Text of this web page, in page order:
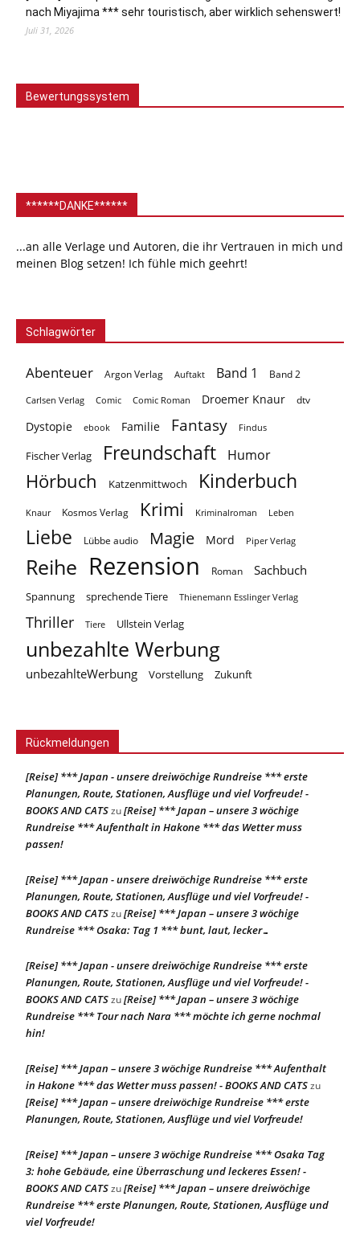
nach Miyajima *** sehr touristisch, aber wirklich sehenswert!
Juli 31, 2026
Bewertungssystem
******DANKE******
...an alle Verlage und Autoren, die ihr Vertrauen in mich und
meinen Blog setzen! Ich fühle mich geehrt!
Schlagwörter
Abenteuer Argon Verlag Auftakt Band 1 Band 2
Carlsen Verlag Comic Comic Roman Droemer Knaur dtv
Dystopie ebook Familie Fantasy Findus
Fischer Verlag Freundschaft Humor
Hörbuch Katzenmittwoch Kinderbuch
Knaur Kosmos Verlag Krimi Kriminalroman Leben
Liebe Lübbe audio Magie Mord Piper Verlag
Reihe Rezension Roman Sachbuch
Spannung sprechende Tiere Thienemann Esslinger Verlag
Thriller Tiere Ullstein Verlag
unbezahlte Werbung
unbezahlteWerbung Vorstellung Zukunft
Rückmeldungen
[Reise] *** Japan - unsere dreiwöchige Rundreise *** erste
Planungen, Route, Stationen, Ausflüge und viel Vorfreude! -
BOOKS AND CATSzu[Reise] *** Japan – unsere 3 wöchige
Rundreise *** Aufenthalt in Hakone *** das Wetter muss
passen!
[Reise] *** Japan - unsere dreiwöchige Rundreise *** erste
Planungen, Route, Stationen, Ausflüge und viel Vorfreude! -
BOOKS AND CATSzu[Reise] *** Japan – unsere 3 wöchige
Rundreise *** Osaka: Tag 1 *** bunt, laut, lecker…
[Reise] *** Japan - unsere dreiwöchige Rundreise *** erste
Planungen, Route, Stationen, Ausflüge und viel Vorfreude! -
BOOKS AND CATSzu[Reise] *** Japan – unsere 3 wöchige
Rundreise *** Tour nach Nara *** möchte ich gerne nochmal
hin!
[Reise] *** Japan – unsere 3 wöchige Rundreise *** Aufenthalt
in Hakone *** das Wetter muss passen! - BOOKS AND CATSzu
[Reise] *** Japan – unsere dreiwöchige Rundreise *** erste
Planungen, Route, Stationen, Ausflüge und viel Vorfreude!
[Reise] *** Japan – unsere 3 wöchige Rundreise *** Osaka Tag
3: hohe Gebäude, eine Überraschung und leckeres Essen! -
BOOKS AND CATSzu[Reise] *** Japan – unsere dreiwöchige
Rundreise *** erste Planungen, Route, Stationen, Ausflüge und
viel Vorfreude!